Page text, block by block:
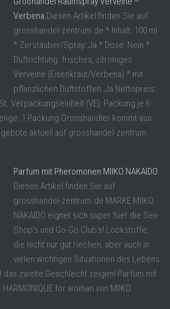
Verbena Diesen Artikel finden Sie auf
grosshandel-zentrum.de * Inhalt: 100 ml
* Zerstäuber/Spray: Ja * Dose: Nein *
Duftrichtung: frisches, zitroniges
Verveine (Eisenkraut/Verbena) * mit
pflanzlichen Duftstoffen: Ja Nettopreis:
Verpackungseinheit (VE): Packung je 6
1 Packung Grosshändler kommt aus
aktuell auf grosshandel-zentrum
Parfum mit Pheromonen MIIKO NAKAIDO
Diesen Artikel finden Sie auf
grosshandel-zentrum.de MARKE MIIKO
NAKAIDO eignet sich super fuer die Sex-
Shop's und Go-Go Club's! Lockstoffe,
die nicht nur gut riechen, aber auch in
vielen wichtigen Situationen des Lebens
das zweite Geschlecht zeigen! Parfum mit
for woman von MIIKO